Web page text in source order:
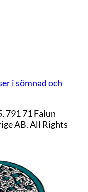
i sömnad och
791 71 Falun
AB. All Rights